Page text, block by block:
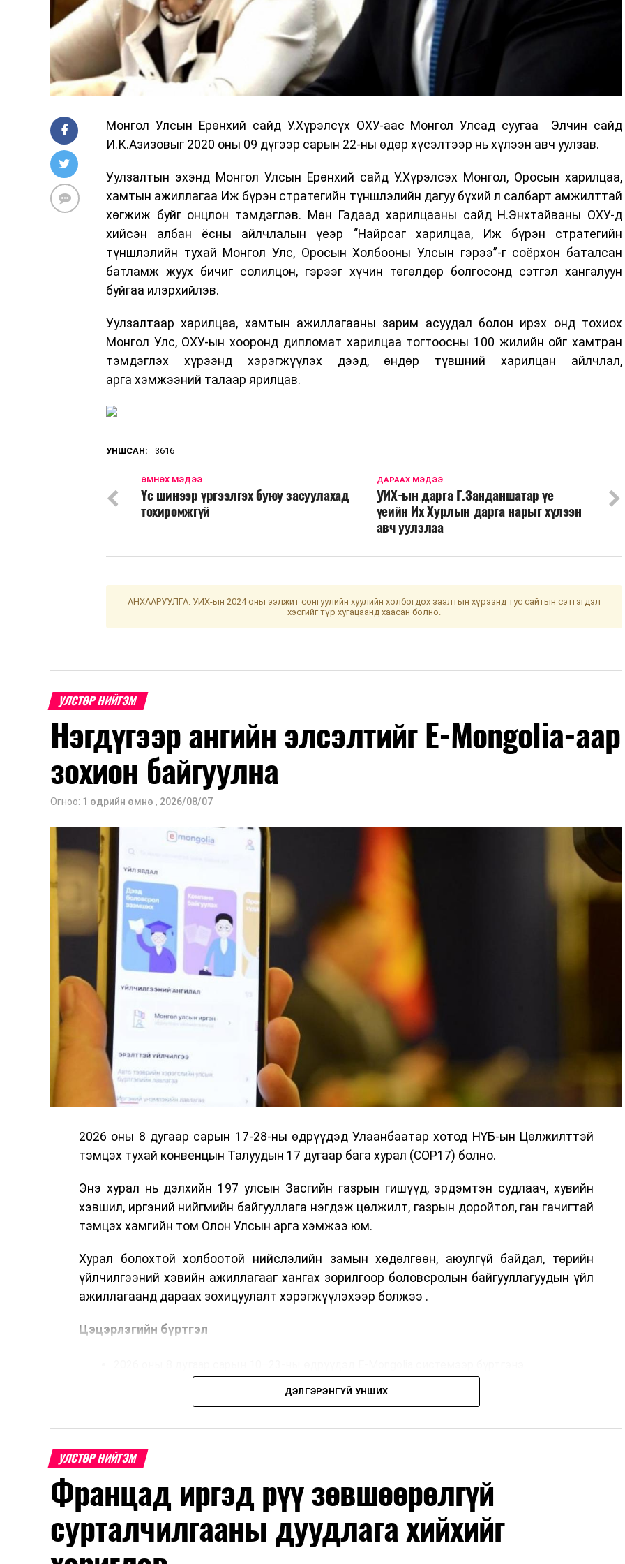
Монгол Улсын Ерөнхий сайд У.Хүрэлсүх ОХУ-аас Монгол Улсад суугаа Элчин сайд
И.К.Азизовыг 2020 оны 09 дүгээр сарын 22-ны өдөр хүсэлтээр нь хүлээн авч уулзав.
Уулзалтын эхэнд Монгол Улсын Ерөнхий сайд У.Хүрэлсэх Монгол, Оросын харилцаа,
хамтын ажиллагаа Иж бүрэн стратегийн түншлэлийн дагуу бүхий л салбарт амжилттай
хөгжиж буйг онцлон тэмдэглэв. Мөн Гадаад харилцааны сайд Н.Энхтайваны ОХУ-д
хийсэн албан ёсны айлчлалын үеэр “Найрсаг харилцаа, Иж бүрэн стратегийн
түншлэлийн тухай Монгол Улс, Оросын Холбооны Улсын гэрээ”-г соёрхон баталсан
батламж жуух бичиг солилцон, гэрээг хүчин төгөлдөр болгосонд сэтгэл хангалуун
буйгаа илэрхийлэв.
Уулзалтаар харилцаа, хамтын ажиллагааны зарим асуудал болон ирэх онд тохиох
Монгол Улс, ОХУ-ын хооронд дипломат харилцаа тогтоосны 100 жилийн ойг хамтран
тэмдэглэх хүрээнд хэрэгжүүлэх дээд, өндөр түвшний харилцан айлчлал,
арга хэмжээний талаар ярилцав.
УНШСАН: 3616
ДАРААХ МЭДЭЭ
УИХ-ын дарга Г.Занданшатар үе
үеийн Их Хурлын дарга нарыг хүлээн
авч уулзлаа
ӨМНӨХ МЭДЭЭ
Үс шинээр үргээлгэх буюу засуулахад
тохиромжгүй
АНХААРУУЛГА: УИХ-ын 2024 оны ээлжит сонгуулийн хуулийн холбогдох заалтын хүрээнд тус сайтын сэтгэгдэл
хэсгийг түр хугацаанд хаасан болно.
УЛСТӨР НИЙГЭМ
Нэгдүгээр ангийн элсэлтийг E-Mongolia-аар
зохион байгуулна
Огноо: 1 өдрийн өмнө , 2026/08/07
2026 оны 8 дугаар сарын 17-28-ны өдрүүдэд Улаанбаатар хотод НҮБ-ын Цөлжилттэй
тэмцэх тухай конвенцын Талуудын 17 дугаар бага хурал (COP17) болно.
Энэ хурал нь дэлхийн 197 улсын Засгийн газрын гишүүд, эрдэмтэн судлаач, хувийн
хэвшил, иргэний нийгмийн байгууллага нэгдэж цөлжилт, газрын доройтол, ган гачигтай
тэмцэх хамгийн том Олон Улсын арга хэмжээ юм.
Хурал болохтой холбоотой нийслэлийн замын хөдөлгөөн, аюулгүй байдал, төрийн
үйлчилгээний хэвийн ажиллагааг хангах зорилгоор боловсролын байгууллагуудын үйл
ажиллагаанд дараах зохицуулалт хэрэгжүүлэхээр болжээ .
Цэцэрлэгийн бүртгэл
2026 оны 8 дугаар сарын 17–28-ны өдрүүдэд E-Mongolia системээр бүртгэнэ.
Энэ хугацаанд хүүхэд бүртгэх дэмжлэгийн баг сургуулиуд дээр ажиллахгүй.
2026 оны 9 дүгээр сарын 1-нээс цахимаар эхэлнэ.
2026 оны 9 дүгээр сарын 14-нөөс танхимаар үргэлжилнэ.
ДЭЛГЭРЭНГҮЙ УНШИХ
УЛСТӨР НИЙГЭМ
Францад иргэд рүү зөвшөөрөлгүй
сурталчилгааны дуудлага хийхийг